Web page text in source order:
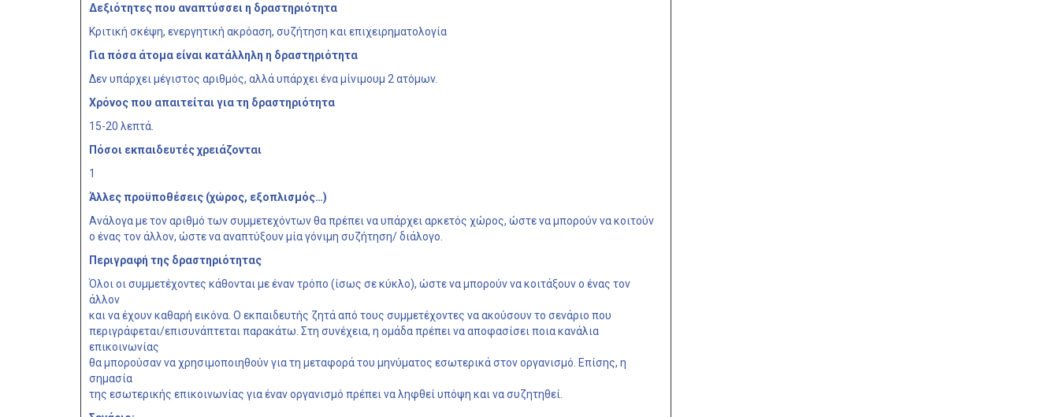
Δεξιότητες που αναπτύσσει η δραστηριότητα
Κριτική σκέψη, ενεργητική ακρόαση, συζήτηση και επιχειρηματολογία
Για πόσα άτομα είναι κατάλληλη η δραστηριότητα
Δεν υπάρχει μέγιστος αριθμός, αλλά υπάρχει ένα μίνιμουμ 2 ατόμων.
Χρόνος που απαιτείται για τη δραστηριότητα
15-20 λεπτά.
Πόσοι εκπαιδευτές χρειάζονται
1
Άλλες προϋποθέσεις (χώρος, εξοπλισμός…)
Ανάλογα με τον αριθμό των συμμετεχόντων θα πρέπει να υπάρχει αρκετός χώρος, ώστε να μπορούν να κοιτούν
ο ένας τον άλλον, ώστε να αναπτύξουν μία γόνιμη συζήτηση/ διάλογο.
Περιγραφή της δραστηριότητας
Όλοι οι συμμετέχοντες κάθονται με έναν τρόπο (ίσως σε κύκλο), ώστε να μπορούν να κοιτάξουν ο ένας τον
άλλον
και να έχουν καθαρή εικόνα. Ο εκπαιδευτής ζητά από τους συμμετέχοντες να ακούσουν το σενάριο που
περιγράφεται/επισυνάπτεται παρακάτω. Στη συνέχεια, η ομάδα πρέπει να αποφασίσει ποια κανάλια
επικοινωνίας
θα μπορούσαν να χρησιμοποιηθούν για τη μεταφορά του μηνύματος εσωτερικά στον οργανισμό. Επίσης, η
σημασία
της εσωτερικής επικοινωνίας για έναν οργανισμό πρέπει να ληφθεί υπόψη και να συζητηθεί.